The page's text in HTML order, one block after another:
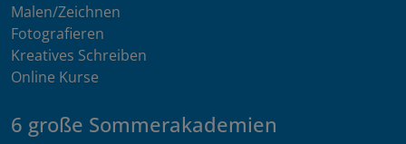
Malen/Zeichnen
Fotografieren
Kreatives Schreiben
Online Kurse
6 große Sommerakademien